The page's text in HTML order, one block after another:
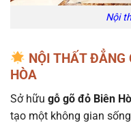
Nội
NỘI THẤT ĐẲNG
HÒA
Sở hữu gỗ gõ đỏ Biên
tạo một không gian